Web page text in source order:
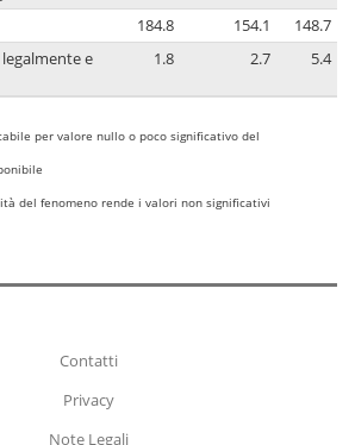
184.8 154.1
148.7
e
1.8 2.7 5.4
per valore nullo o poco significativo del
del fenomeno rende i valori non significativi
Contatti
Privacy
Note Legali